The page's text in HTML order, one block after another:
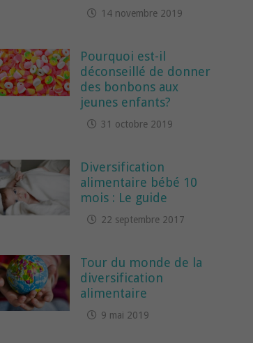
14 novembre 2019
Pourquoi est-il
déconseillé de donner
des bonbons aux
jeunes enfants?
31 octobre 2019
Diversification
alimentaire bébé 10
mois : Le guide
22 septembre 2017
Tour du monde de la
diversification
alimentaire
9 mai 2019